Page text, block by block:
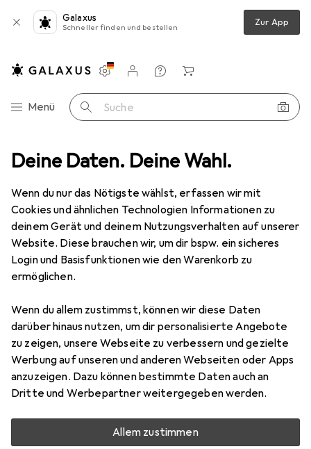
Deine Daten. Deine Wahl.
Wenn du nur das Nötigste wählst, erfassen wir mit
Cookies und ähnlichen Technologien Informationen zu
deinem Gerät und deinem Nutzungsverhalten auf unserer
Website. Diese brauchen wir, um dir bspw. ein sicheres
Login und Basisfunktionen wie den Warenkorb zu
ermöglichen.
Wenn du allem zustimmst, können wir diese Daten
darüber hinaus nutzen, um dir personalisierte Angebote
zu zeigen, unsere Webseite zu verbessern und gezielte
Werbung auf unseren und anderen Webseiten oder Apps
anzuzeigen. Dazu können bestimmte Daten auch an
Dritte und Werbepartner weitergegeben werden.
Allem zustimmen
Galaxus
Schneller finden und bestellen Zur App
Navigation nach Kategorien
Menü Suche
Einstellungen
Kundenkonto
Vergleichslisten
Merklisten
Warenkorb
Media-Tech Playbox Scout black speaker
Media-Tech
Playbox Scout black
speaker
Scout black speaker
Hier findest du passendes Zubehör zum Produkt Media-
Tech Playbox Scout black speaker.
Relevanz
Produktliste
Keine Produkte gefunden